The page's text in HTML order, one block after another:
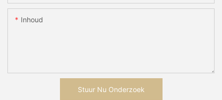
Inhoud
Stuur Nu Onderzoek